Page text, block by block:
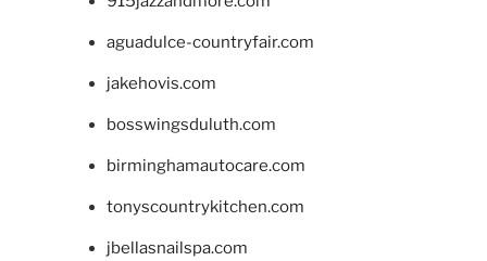
aguadulce-countryfair.com
jakehovis.com
bosswingsduluth.com
birminghamautocare.com
tonyscountrykitchen.com
jbellasnailspa.com